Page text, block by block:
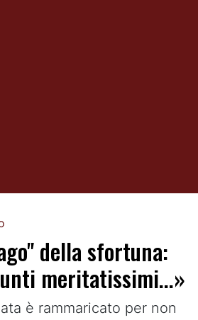
della sfortuna:
meritatissimi...»
è rammaricato per non